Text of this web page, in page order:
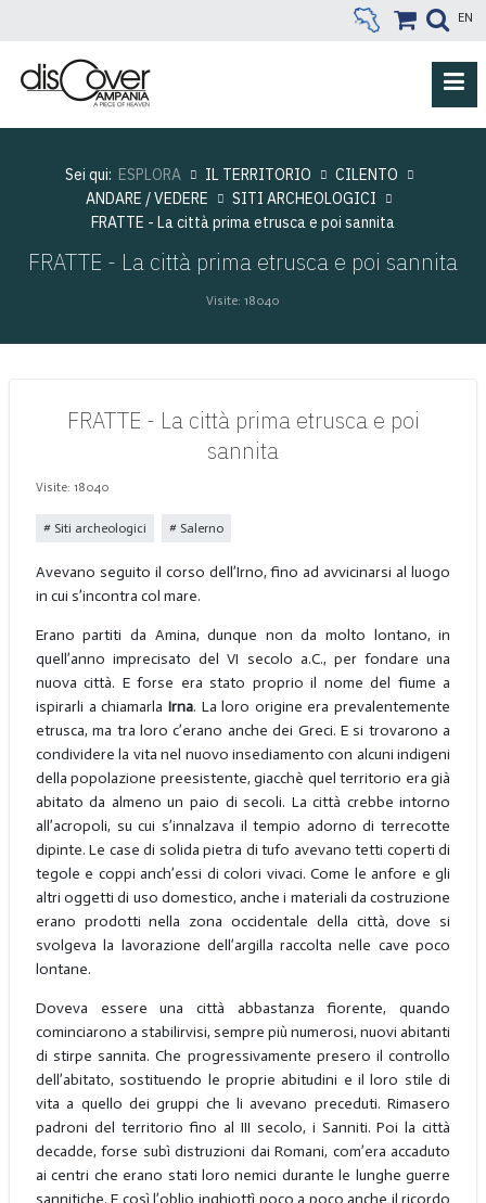
EN
Sei qui: ESPLORA IL TERRITORIO
CILENTO
ANDARE / VEDERE
SITI ARCHEOLOGICI
FRATTE - La città prima etrusca e poi sannita
FRATTE - La città prima etrusca e poi sannita
Visite: 18040
FRATTE - La città prima etrusca e poi
sannita
Visite: 18040
Siti archeologici Salerno
Avevano seguito il corso dell’Irno, fino ad avvicinarsi al luogo
in cui s’incontra col mare.
Erano partiti da Amina, dunque non da molto lontano, in
quell’anno imprecisato del VI secolo a.C., per fondare una
nuova città. E forse era stato proprio il nome del fiume a
ispirarli a chiamarla Irna. La loro origine era prevalentemente
etrusca, ma tra loro c’erano anche dei Greci. E si trovarono a
condividere la vita nel nuovo insediamento con alcuni indigeni
della popolazione preesistente, giacchè quel territorio era già
abitato da almeno un paio di secoli. La città crebbe intorno
all’acropoli, su cui s’innalzava il tempio adorno di terrecotte
dipinte. Le case di solida pietra di tufo avevano tetti coperti di
tegole e coppi anch’essi di colori vivaci. Come le anfore e gli
altri oggetti di uso domestico, anche i materiali da costruzione
erano prodotti nella zona occidentale della città, dove si
svolgeva la lavorazione dell’argilla raccolta nelle cave poco
lontane.
Doveva essere una città abbastanza fiorente, quando
cominciarono a stabilirvisi, sempre più numerosi, nuovi abitanti
di stirpe sannita. Che progressivamente presero il controllo
dell’abitato, sostituendo le proprie abitudini e il loro stile di
vita a quello dei gruppi che li avevano preceduti. Rimasero
padroni del territorio fino al III secolo, i Sanniti. Poi la città
decadde, forse subì distruzioni dai Romani, com’era accaduto
ai centri che erano stati loro nemici durante le lunghe guerre